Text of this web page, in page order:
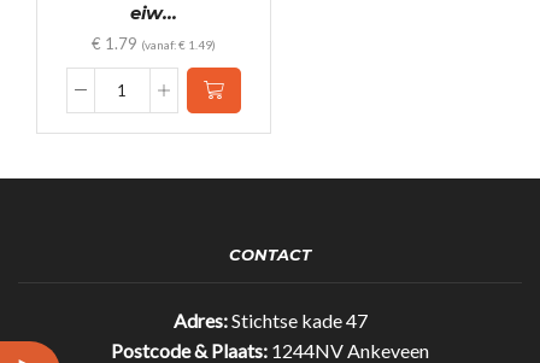
eiw...
€ 1.79 (vanaf:€ 1.49)
Dutch
CONTACT
Adres:Stichtse kade 47
Postcode & Plaats: 1244NV Ankeveen